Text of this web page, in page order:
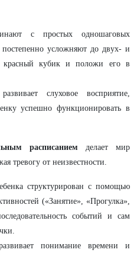
с простых одношаговых
усложняют до двух- и
красный кубик и положи его в
слуховое восприятие,
успешно функционировать в
расписанием делает мир
тревогу от неизвестности.
структурирован с помощью
(«Занятие», «Прогулка»,
событий и сам
понимание времени и